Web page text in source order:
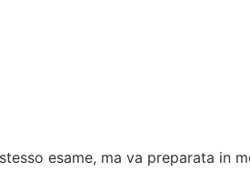
esame, ma va preparata in